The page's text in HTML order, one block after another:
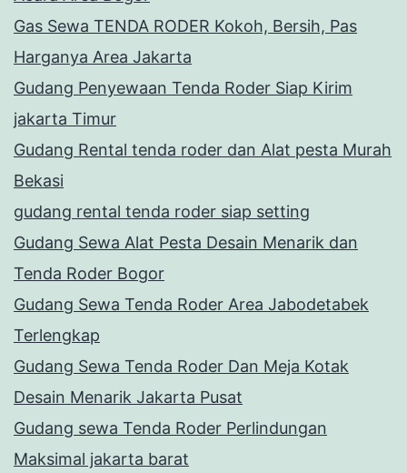
Gas Sewa TENDA RODER Kokoh, Bersih, Pas
Harganya Area Jakarta
Gudang Penyewaan Tenda Roder Siap Kirim
jakarta Timur
Gudang Rental tenda roder dan Alat pesta Murah
Bekasi
gudang rental tenda roder siap setting
Gudang Sewa Alat Pesta Desain Menarik dan
Tenda Roder Bogor
Gudang Sewa Tenda Roder Area Jabodetabek
Terlengkap
Gudang Sewa Tenda Roder Dan Meja Kotak
Desain Menarik Jakarta Pusat
Gudang sewa Tenda Roder Perlindungan
Maksimal jakarta barat